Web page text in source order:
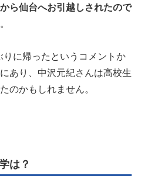
ら仙台へお引越しされたので
に帰ったというコメントか
あり、中沢元紀さんは高校生
のかもしれません。
は？